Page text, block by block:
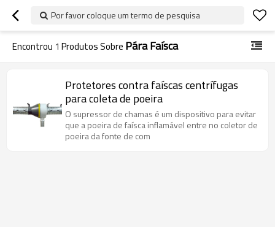
Por favor coloque um termo de pesquisa
Encontrou 1 Produtos Sobre Pára Faísca
Protetores contra faíscas centrífugas
para coleta de poeira
O supressor de chamas é um dispositivo para evitar
que a poeira de faísca inflamável entre no coletor de
poeira da fonte de com